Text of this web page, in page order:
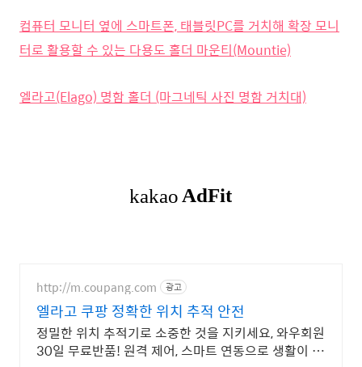
컴퓨터 모니터 옆에 스마트폰, 태블릿PC를 거치해 확장 모니
터로 활용할 수 있는 다용도 홀더 마운티(Mountie)
엘라고(Elago) 명함 홀더 (마그네틱 사진 명함 거치대)
http://m.coupang.com 광고
엘라고 쿠팡 정확한 위치 추적 안전
정밀한 위치 추적기로 소중한 것을 지키세요, 와우회원
30일 무료반품! 원격 제어, 스마트 연동으로 생활이 편